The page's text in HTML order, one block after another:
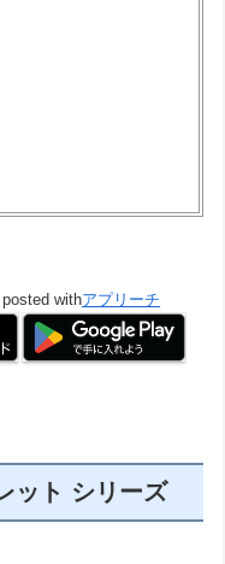
posted withアプリーチ
ット シリーズ